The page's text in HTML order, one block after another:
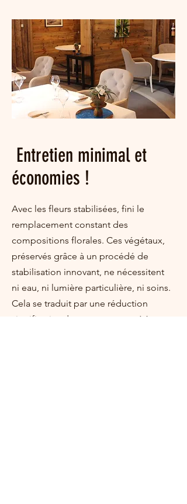
Entretien minimal et
économies !
Avec les fleurs stabilisées, fini le
remplacement constant des
compositions florales. Ces végétaux,
préservés grâce à un procédé de
stabilisation innovant, ne nécessitent
ni eau, ni lumière particulière, ni soins.
Cela se traduit par une réduction
significative du temps consacré à